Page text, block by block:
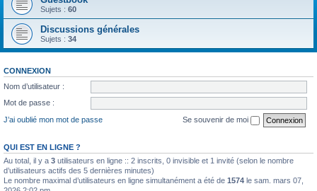
Sujets : 60
Discussions générales
Sujets : 34
CONNEXION
Nom d’utilisateur :
Mot de passe :
J’ai oublié mon mot de passe
Se souvenir de moi
QUI EST EN LIGNE ?
Au total, il y a 3 utilisateurs en ligne :: 2 inscrits, 0 invisible et 1 invité (selon le nombre
d’utilisateurs actifs des 5 dernières minutes)
Le nombre maximal d’utilisateurs en ligne simultanément a été de 1574 le sam. mars 07,